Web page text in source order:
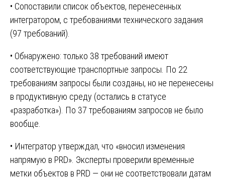
• Сопоставили список объектов, перенесенных
интегратором, с требованиями технического задания
(97 требований).
• Обнаружено: только 38 требований имеют
соответствующие транспортные запросы. По 22
требованиям запросы были созданы, но не перенесены
в продуктивную среду (остались в статусе
«разработка»). По 37 требованиям запросов не было
вообще.
• Интегратор утверждал, что «вносил изменения
напрямую в PRD». Эксперты проверили временные
метки объектов в PRD — они не соответствовали датам